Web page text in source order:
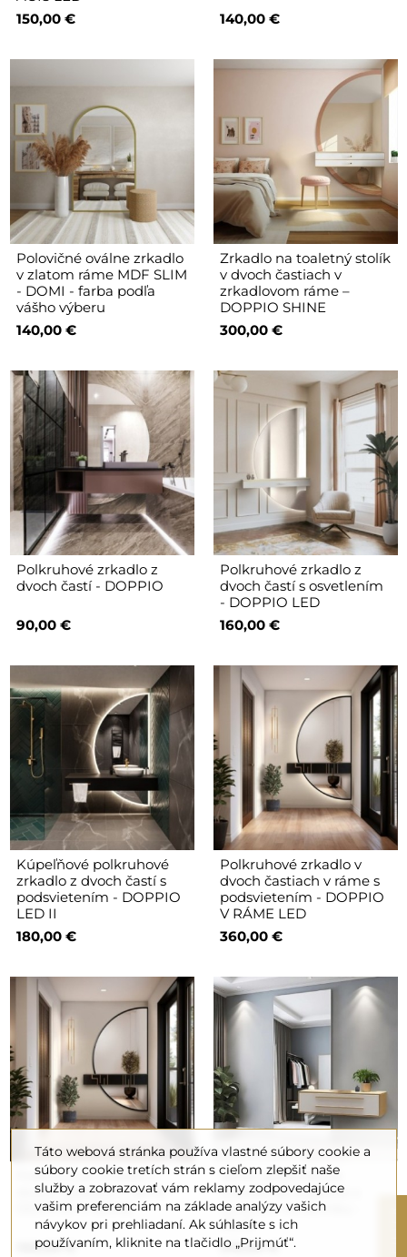
150,00 €
140,00 €
Polovičné oválne zrkadlo
v zlatom ráme MDF SLIM
- DOMI - farba podľa
vášho výberu
140,00 €
Zrkadlo na toaletný stolík
v dvoch častiach v
zrkadlovom ráme –
DOPPIO SHINE
300,00 €
Polkruhové zrkadlo z
dvoch častí - DOPPIO
90,00 €
Polkruhové zrkadlo z
dvoch častí s osvetlením
- DOPPIO LED
160,00 €
Kúpeľňové polkruhové
zrkadlo z dvoch častí s
podsvietením - DOPPIO
LED II
180,00 €
Polkruhové zrkadlo v
dvoch častiach v ráme s
podsvietením - DOPPIO
V RÁME LED
360,00 €
Polkruhové zrkadlo v
dvoch častiach v ráme -
DOPPIO V RÁME
190,00 €
Veľké obdĺžnikové
zrkadlo do kúpeľne s
výrezom na skrinku -
AGIS
210,00 €
Táto webová stránka používa vlastné súbory cookie a
súbory cookie tretích strán s cieľom zlepšiť naše
služby a zobrazovať vám reklamy zodpovedajúce
vašim preferenciám na základe analýzy vašich
návykov pri prehliadaní. Ak súhlasíte s ich
používaním, kliknite na tlačidlo „Prijmúť“.